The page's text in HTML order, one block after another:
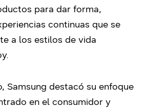
para dar forma,
continuas que se
a los estilos de vida
Samsung destacó su enfoque
en el consumidor y